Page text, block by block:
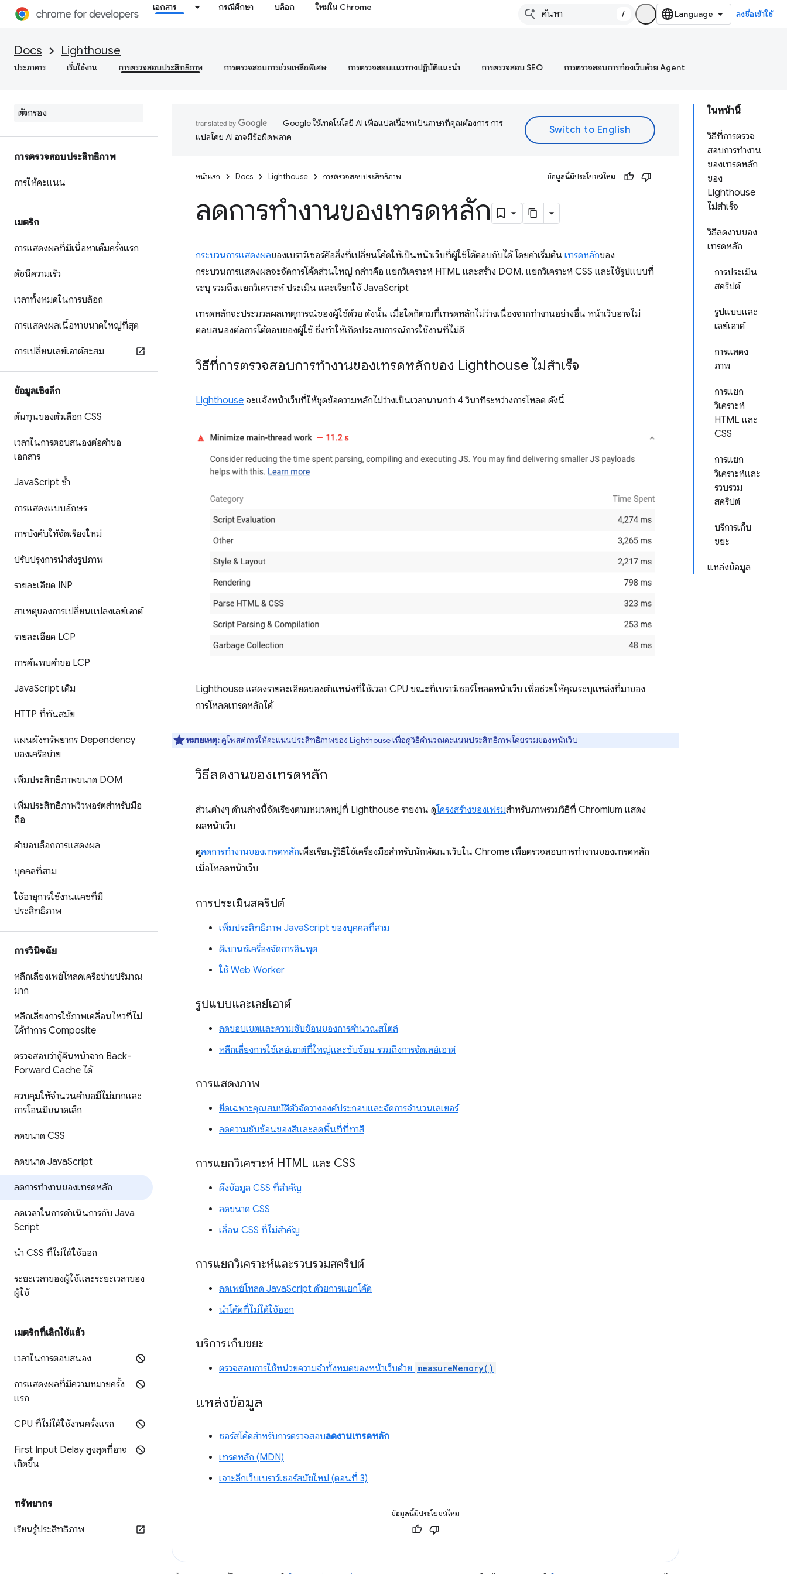
เอกสาร กรณีศึกษา บล็อก ใหม่ใน Chrome
/ ลงชื่อเข้าใช้
Docs Lighthouse
ประภาคาร เริ่มใช้งาน การตรวจสอบประสิทธิภาพ การตรวจสอบการช่วยเหลือพิเศษ การตรวจสอบแนวทางปฏิบัติแนะนำ การตรวจสอบ SEO การตรวจสอบการท่องเว็บด้วย Agent
การตรวจสอบประสิทธิภาพ
การให้คะแนน
เมตริก
การแสดงผลที่มีเนื้อหาเต็มครั้งแรก
ดัชนีความเร็ว
เวลาทั้งหมดในการบล็อก
การแสดงผลเนื้อหาขนาดใหญ่ที่สุด
การเปลี่ยนเลย์เอาต์สะสม
ข้อมูลเชิงลึก
ต้นทุนของตัวเลือก CSS
เวลาในการตอบสนองต่อคำขอ
เอกสาร
JavaScript ซ้ำ
การแสดงแบบอักษร
การบังคับให้จัดเรียงใหม่
ปรับปรุงการนำส่งรูปภาพ
รายละเอียด INP
สาเหตุของการเปลี่ยนแปลงเลย์เอาต์
รายละเอียด LCP
การค้นพบคำขอ LCP
JavaScript เดิม
HTTP ที่ทันสมัย
แผนผังทรัพยากร Dependency
ของเครือข่าย
เพิ่มประสิทธิภาพขนาด DOM
เพิ่มประสิทธิภาพวิวพอร์ตสำหรับมือ
ถือ
คำขอบล็อกการแสดงผล
บุคคลที่สาม
ใช้อายุการใช้งานแคชที่มี
ประสิทธิภาพ
การวินิจฉัย
หลีกเลี่ยงเพย์โหลดเครือข่ายปริมาณ
มาก
หลีกเลี่ยงการใช้ภาพเคลื่อนไหวที่ไม่
ได้ทำการ Composite
ตรวจสอบว่ากู้คืนหน้าจาก Back-
Forward Cache ได้
ควบคุมให้จำนวนคำขอมีไม่มากและ
การโอนมีขนาดเล็ก
ลดขนาด CSS
ลดขนาด JavaScript
ลดการทำงานของเทรดหลัก
ลดเวลาในการดำเนินการกับ Java
Script
นำ CSS ที่ไม่ได้ใช้ออก
ระยะเวลาของผู้ใช้และระยะเวลาของ
ผู้ใช้
เมตริกที่เลิกใช้แล้ว
เวลาในการตอบสนอง
การแสดงผลที่มีความหมายครั้ง
แรก
CPU ที่ไม่ได้ใช้งานครั้งแรก
First Input Delay สูงสุดที่อาจ
เกิดขึ้น
ทรัพยากร
เรียนรู้ประสิทธิภาพ
ในหน้านี้
วิธีที่การตรวจ
สอบการทำงาน
ของเทรดหลัก
ของ
Lighthouse
ไม่สำเร็จ
วิธีลดงานของ
เทรดหลัก
การประเมิน
สคริปต์
รูปแบบและ
เลย์เอาต์
การแสดง
ภาพ
การแยก
วิเคราะห์
HTML และ
CSS
การแยก
วิเคราะห์และ
รวบรวม
สคริปต์
บริการเก็บ
ขยะ
แหล่งข้อมูล
Google ใช้เทคโนโลยี AI เพื่อแปลเนื้อหาเป็นภาษาที่คุณต้องการ การ
แปลโดย AI อาจมีข้อผิดพลาด
หน้าแรก Docs Lighthouse การตรวจสอบประสิทธิภาพ ข้อมูลนี้มีประโยชน์ไหม
ลดการทำงานของเทรดหลัก
กระบวนการแสดงผลของเบราว์เซอร์คือสิ่งที่เปลี่ยนโค้ดให้เป็นหน้าเว็บที่ผู้ใช้โต้ตอบกับได้ โดยค่าเริ่มต้น เทรดหลักของ
กระบวนการแสดงผลจะจัดการโค้ดส่วนใหญ่ กล่าวคือ แยกวิเคราะห์ HTML และสร้าง DOM, แยกวิเคราะห์ CSS และใช้รูปแบบที่
ระบุ รวมถึงแยกวิเคราะห์ ประเมิน และเรียกใช้ JavaScript
เทรดหลักจะประมวลผลเหตุการณ์ของผู้ใช้ด้วย ดังนั้น เมื่อใดก็ตามที่เทรดหลักไม่ว่างเนื่องจากทำงานอย่างอื่น หน้าเว็บอาจไม่
ตอบสนองต่อการโต้ตอบของผู้ใช้ ซึ่งทำให้เกิดประสบการณ์การใช้งานที่ไม่ดี
วิธีที่การตรวจสอบการทำงานของเทรดหลักของ Lighthouse ไม่สำเร็จ
Lighthouse จะแจ้งหน้าเว็บที่ให้ชุดข้อความหลักไม่ว่างเป็นเวลานานกว่า 4 วินาทีระหว่างการโหลด ดังนี้
Lighthouse แสดงรายละเอียดของตำแหน่งที่ใช้เวลา CPU ขณะที่เบราว์เซอร์โหลดหน้าเว็บ เพื่อช่วยให้คุณระบุแหล่งที่มาของ
การโหลดเทรดหลักได้
หมายเหตุ:ดูโพสต์การให้คะแนนประสิทธิภาพของ Lighthouseเพื่อดูวิธีคำนวณคะแนนประสิทธิภาพโดยรวมของหน้าเว็บ
วิธีลดงานของเทรดหลัก
ส่วนต่างๆ ด้านล่างนี้จัดเรียงตามหมวดหมู่ที่ Lighthouse รายงาน ดูโครงสร้างของเฟรมสำหรับภาพรวมวิธีที่ Chromium แสดง
ผลหน้าเว็บ
ดูลดการทำงานของเทรดหลักเพื่อเรียนรู้วิธีใช้เครื่องมือสำหรับนักพัฒนาเว็บใน Chrome เพื่อตรวจสอบการทำงานของเทรดหลัก
เมื่อโหลดหน้าเว็บ
การประเมินสคริปต์
เพิ่มประสิทธิภาพ JavaScript ของบุคคลที่สาม
ดีเบานซ์เครื่องจัดการอินพุต
ใช้ Web Worker
รูปแบบและเลย์เอาต์
ลดขอบเขตและความซับซ้อนของการคำนวณสไตล์
หลีกเลี่ยงการใช้เลย์เอาต์ที่ใหญ่และซับซ้อน รวมถึงการจัดเลย์เอาต์
การแสดงภาพ
ยึดเฉพาะคุณสมบัติตัวจัดวางองค์ประกอบและจัดการจำนวนเลเยอร์
ลดความซับซ้อนของสีและลดพื้นที่ที่ทาสี
การแยกวิเคราะห์ HTML และ CSS
ดึงข้อมูล CSS ที่สำคัญ
ลดขนาด CSS
เลื่อน CSS ที่ไม่สำคัญ
การแยกวิเคราะห์และรวบรวมสคริปต์
ลดเพย์โหลด JavaScript ด้วยการแยกโค้ด
นำโค้ดที่ไม่ได้ใช้ออก
บริการเก็บขยะ
ตรวจสอบการใช้หน่วยความจำทั้งหมดของหน้าเว็บด้วย measureMemory()
แหล่งข้อมูล
ซอร์สโค้ดสำหรับการตรวจสอบลดงานเทรดหลัก
เทรดหลัก (MDN)
เจาะลึกเว็บเบราว์เซอร์สมัยใหม่ (ตอนที่ 3)
ข้อมูลนี้มีประโยชน์ไหม